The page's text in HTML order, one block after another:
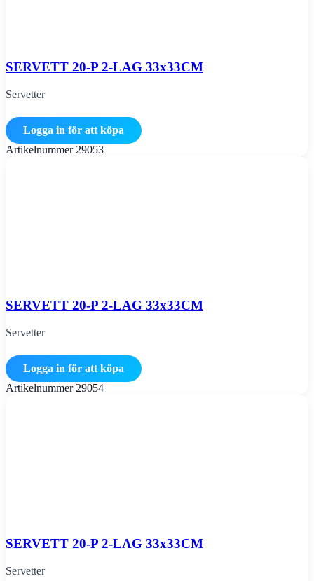
SERVETT 20-P 2-LAG 33x33CM
Servetter
Logga in för att köpa
Artikelnummer 29053
SERVETT 20-P 2-LAG 33x33CM
Servetter
Logga in för att köpa
Artikelnummer 29054
SERVETT 20-P 2-LAG 33x33CM
Servetter